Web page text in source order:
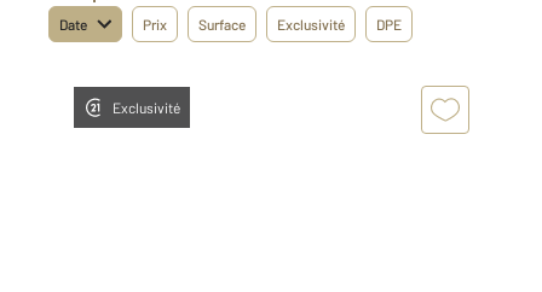
Date Prix Surface Exclusivité DPE
Exclusivité